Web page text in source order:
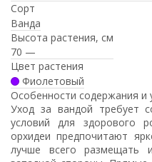
Сорт
Ванда
Высота растения, см
70 —
Цвет растения
Фиолетовый
Особенности содержания и
Уход за вандой требует
условий для здорового
орхидеи предпочитают
лучше всего размещать